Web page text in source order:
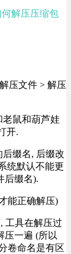
何解压压缩包
压文件 > 解压
老鼠和葫芦娃
开.
缀名, 后缀改
统默认不能更
后缀名).
能正确解压)
工具在解压过
压一遍 (所以
卷命名是有区